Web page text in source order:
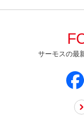
サーモスの最